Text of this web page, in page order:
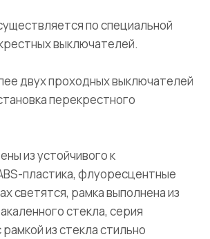
по специальной
выключателей.
двух проходных выключателей
перекрестного
из устойчивого к
пластика, флуоресцентные
светятся, рамка выполнена из
стекла, серия
из стекла стильно